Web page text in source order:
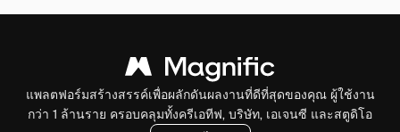
แพลตฟอร์มสร้างสรรค์เพื่อผลักดันผลงานที่ดีที่สุดของคุณ ผู้ใช้งาน
กว่า 1 ล้านราย ครอบคลุมทั้งครีเอทีฟ, บริษัท, เอเจนซี และสตูดิโอ